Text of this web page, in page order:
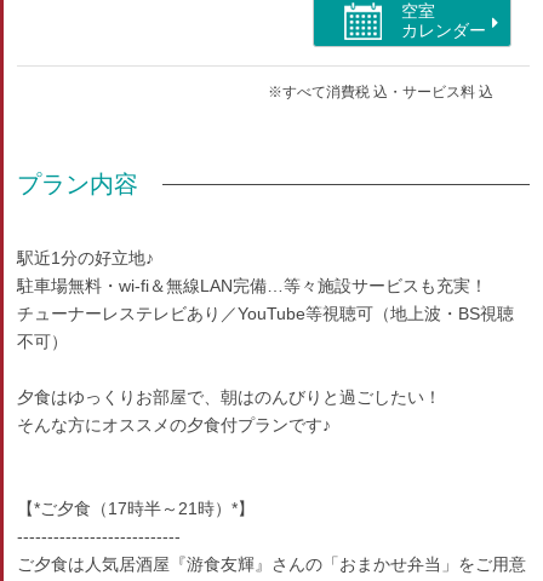
トイレ/インターネットができる部屋/洗浄機付トイレ/ユ
ニットバス
空室
カレンダー
※すべて消費税 込・サービス料 込
プラン内容
駅近1分の好立地♪
駐車場無料・wi-fi＆無線LAN完備…等々施設サービスも充実！
チューナーレステレビあり／YouTube等視聴可（地上波・BS視聴
不可）
夕食はゆっくりお部屋で、朝はのんびりと過ごしたい！
そんな方にオススメの夕食付プランです♪
【*ご夕食（17時半～21時）*】
---------------------------
ご夕食は人気居酒屋『游食友輝』さんの「おまかせ弁当」をご用意